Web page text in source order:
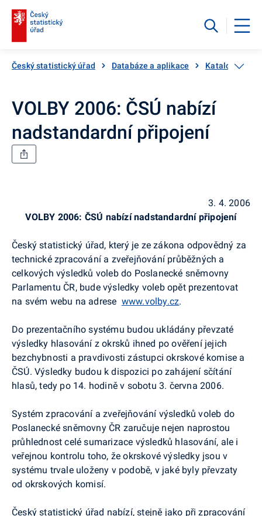
Český statistický úřad Databáze a aplikace Katalog
VOLBY 2006: ČSÚ nabízí
nadstandardní připojení
3. 4. 2006
VOLBY 2006: ČSÚ nabízí nadstandardní připojení
Český statistický úřad, který je ze zákona odpovědný za
technické zpracování a zveřejňování průběžných a
celkových výsledků voleb do Poslanecké sněmovny
Parlamentu ČR, bude výsledky voleb opět prezentovat
na svém webu na adrese www.volby.cz.
Do prezentačního systému budou ukládány převzaté
výsledky hlasování z okrsků ihned po ověření jejich
bezchybnosti a pravdivosti zástupci okrskové komise a
ČSÚ. Výsledky budou k dispozici po zahájení sčítání
hlasů, tedy po 14. hodiněv sobotu 3. června 2006.
Systém zpracování a zveřejňování výsledků voleb do
Poslanecké sněmovny ČR zaručuje nejen naprostou
průhlednost celé sumarizace výsledků hlasování, ale i
veřejnou kontrolu toho, že okrskové výsledky jsou v
systému trvale uloženy v podobě, v jaké byly převzaty
od okrskových komisí.
Český statistický úřad nabízí, stejně jako při zpracování